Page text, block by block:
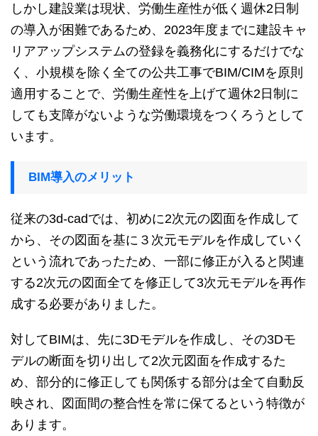
しかし建設業は現状、労働生産性が低く週休2日制
の導入が困難であるため、2023年度までに建設キャ
リアアップシステムの登録を義務化にするだけでな
く、小規模を除く全ての公共工事でBIM/CIMを原則
適用することで、労働生産性を上げて週休2日制に
しても支障がないような労働環境をつくろうとして
います。
BIM導入のメリット
従来の3d-cadでは、初めに2次元の図面を作成して
から、その図面を基に３次元モデルを作成していく
という流れであったため、一部に修正が入ると関連
する2次元の図面全てを修正して3次元モデルを再作
成する必要がありました。
対してBIMは、先に3Dモデルを作成し、その3Dモ
デルの断面を切り出して2次元図面を作成するた
め、部分的に修正しても関係する部分は全て自動反
映され、図面間の整合性を常に保てるという特徴が
あります。